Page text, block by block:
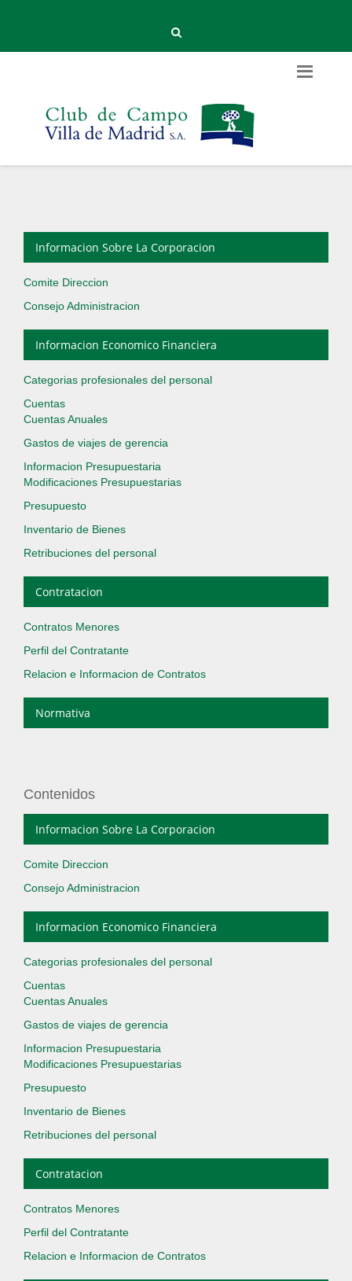
Informacion Sobre La Corporacion
Comite Direccion
Consejo Administracion
Informacion Economico Financiera
Categorias profesionales del personal
Cuentas
Cuentas Anuales
Gastos de viajes de gerencia
Informacion Presupuestaria
Modificaciones Presupuestarias
Presupuesto
Inventario de Bienes
Retribuciones del personal
Contratacion
Contratos Menores
Perfil del Contratante
Relacion e Informacion de Contratos
Normativa
Contenidos
Informacion Sobre La Corporacion
Comite Direccion
Consejo Administracion
Informacion Economico Financiera
Categorias profesionales del personal
Cuentas
Cuentas Anuales
Gastos de viajes de gerencia
Informacion Presupuestaria
Modificaciones Presupuestarias
Presupuesto
Inventario de Bienes
Retribuciones del personal
Contratacion
Contratos Menores
Perfil del Contratante
Relacion e Informacion de Contratos